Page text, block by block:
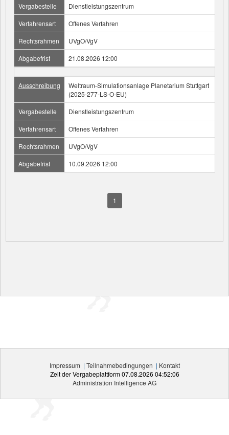
Vergabestelle
Dienstleistungszentrum
Verfahrensart
Offenes Verfahren
Rechtsrahmen
UVgO/VgV
Abgabefrist
21.08.2026 12:00
Ausschreibung
Weltraum-Simulationsanlage Planetarium Stuttgart
(2025-277-LS-O-EU)
Vergabestelle
Dienstleistungszentrum
Verfahrensart
Offenes Verfahren
Rechtsrahmen
UVgO/VgV
Abgabefrist
10.09.2026 12:00
1
Impressum | Teilnahmebedingungen | Kontakt
Zeit der Vergabeplattform 07.08.2026 04:52:06
Administration Intelligence AG